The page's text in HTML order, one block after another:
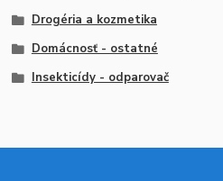
Drogéria a kozmetika
Domácnosť - ostatné
Insekticídy - odparovač